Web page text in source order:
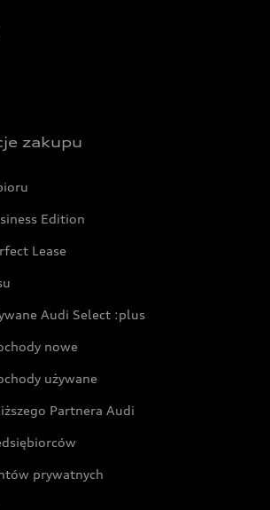
zakupu
Edition
Lease
Audi Select :plus
nowe
używane
Partnera Audi
prywatnych